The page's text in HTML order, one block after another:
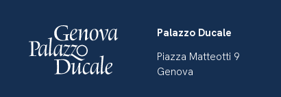
Palazzo Ducale
Piazza Matteotti 9
Genova